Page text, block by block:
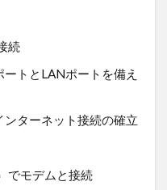
続
トとLANポートを備え
ターネット接続の確立
でモデムと接続